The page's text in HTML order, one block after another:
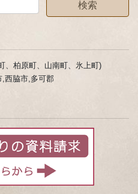
、柏原町、山南町、氷上町)
,西脇市,多可郡